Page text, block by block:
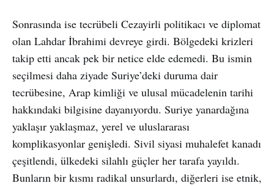
Sonrasında ise tecrübeli Cezayirli politikacı ve diplomat
olan Lahdar İbrahimi devreye girdi. Bölgedeki krizleri
takip etti ancak pek bir netice elde edemedi. Bu ismin
seçilmesi daha ziyade Suriye’deki duruma dair
tecrübesine, Arap kimliği ve ulusal mücadelenin tarihi
hakkındaki bilgisine dayanıyordu. Suriye yanardağına
yaklaşır yaklaşmaz, yerel ve uluslararası
komplikasyonlar genişledi. Sivil siyasi muhalefet kanadı
çeşitlendi, ülkedeki silahlı güçler her tarafa yayıldı.
Bunların bir kısmı radikal unsurlardı, diğerleri ise etnik,